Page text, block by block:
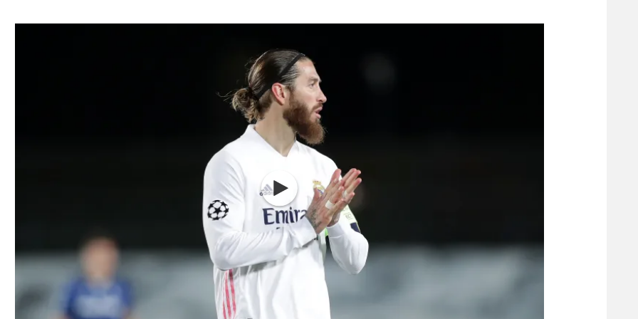
הצטרפות לחבילת הערוצים
הפועל תל אביב
הפועל באר שבע
מכבי נתניה
בני יהודה
ליגה סינית